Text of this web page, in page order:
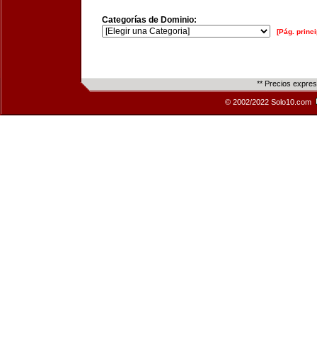
Categorías de Dominio:
[Pág.
** Precios
© 2002/2022 Solo10.com